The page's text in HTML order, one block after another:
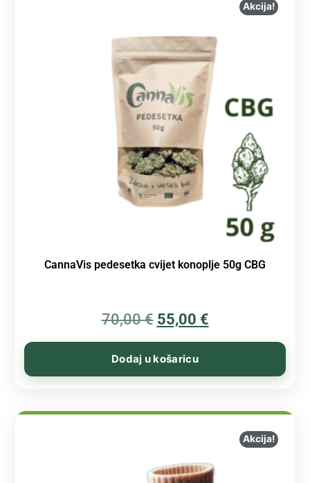
Akcija!
CannaVis pedesetka cvijet konoplje 50g CBG
70,00€ 55,00 €
Dodaj u košaricu
Akcija!